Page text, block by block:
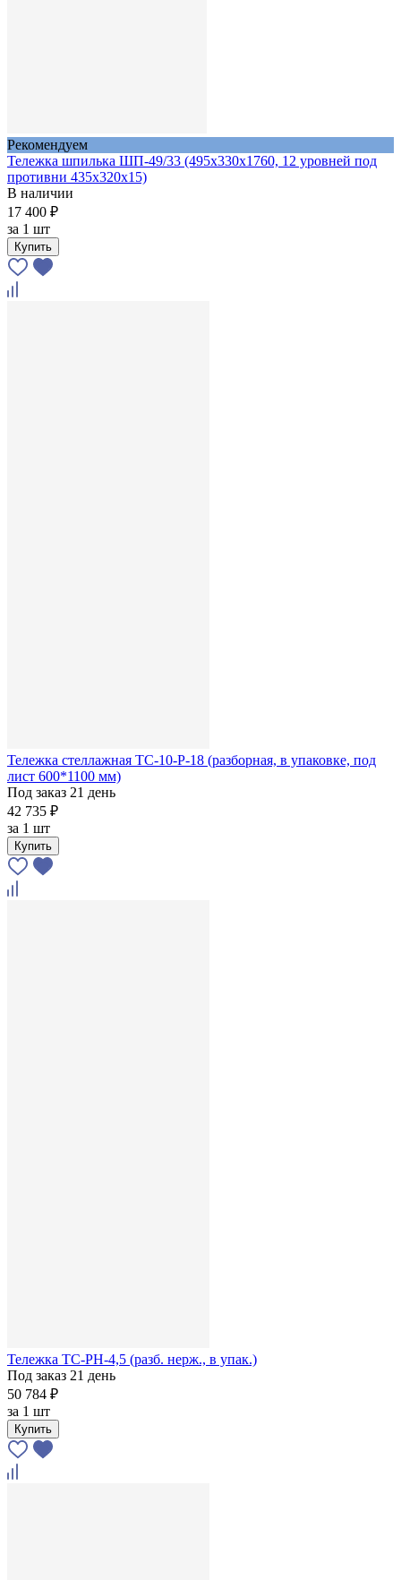
Рекомендуем
Тележка шпилька ШП-49/33 (495х330х1760, 12 уровней под
противни 435х320х15)
В наличии
17 400 ₽
за 1 шт
Купить
Тележка стеллажная ТС-10-Р-18 (разборная, в упаковке, под
лист 600*1100 мм)
Под заказ 21 день
42 735 ₽
за 1 шт
Купить
Тележка ТС-РН-4,5 (разб. нерж., в упак.)
Под заказ 21 день
50 784 ₽
за 1 шт
Купить